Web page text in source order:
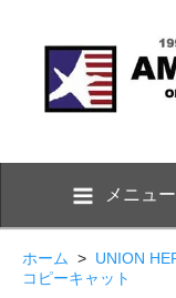
メニュー
ホーム > UNION
コピーキャット